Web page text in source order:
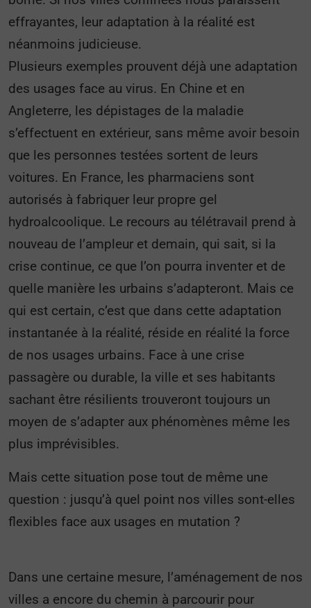
effrayantes, leur adaptation à la réalité est
néanmoins judicieuse.
Plusieurs exemples prouvent déjà une adaptation
des usages face au virus. En Chine et en
Angleterre, les dépistages de la maladie
s’effectuent en extérieur, sans même avoir besoin
que les personnes testées sortent de leurs
voitures. En France, les pharmaciens sont
autorisés à fabriquer leur propre gel
hydroalcoolique. Le recours au télétravail prend à
nouveau de l’ampleur et demain, qui sait, si la
crise continue, ce que l’on pourra inventer et de
quelle manière les urbains s’adapteront. Mais ce
qui est certain, c’est que dans cette adaptation
instantanée à la réalité, réside en réalité la force
de nos usages urbains. Face à une crise
passagère ou durable, la ville et ses habitants
sachant être résilients trouveront toujours un
moyen de s’adapter aux phénomènes même les
plus imprévisibles.
Mais cette situation pose tout de même une
question : jusqu’à quel point nos villes sont-elles
flexibles face aux usages en mutation ?
Dans une certaine mesure, l’aménagement de nos
villes a encore du chemin à parcourir pour